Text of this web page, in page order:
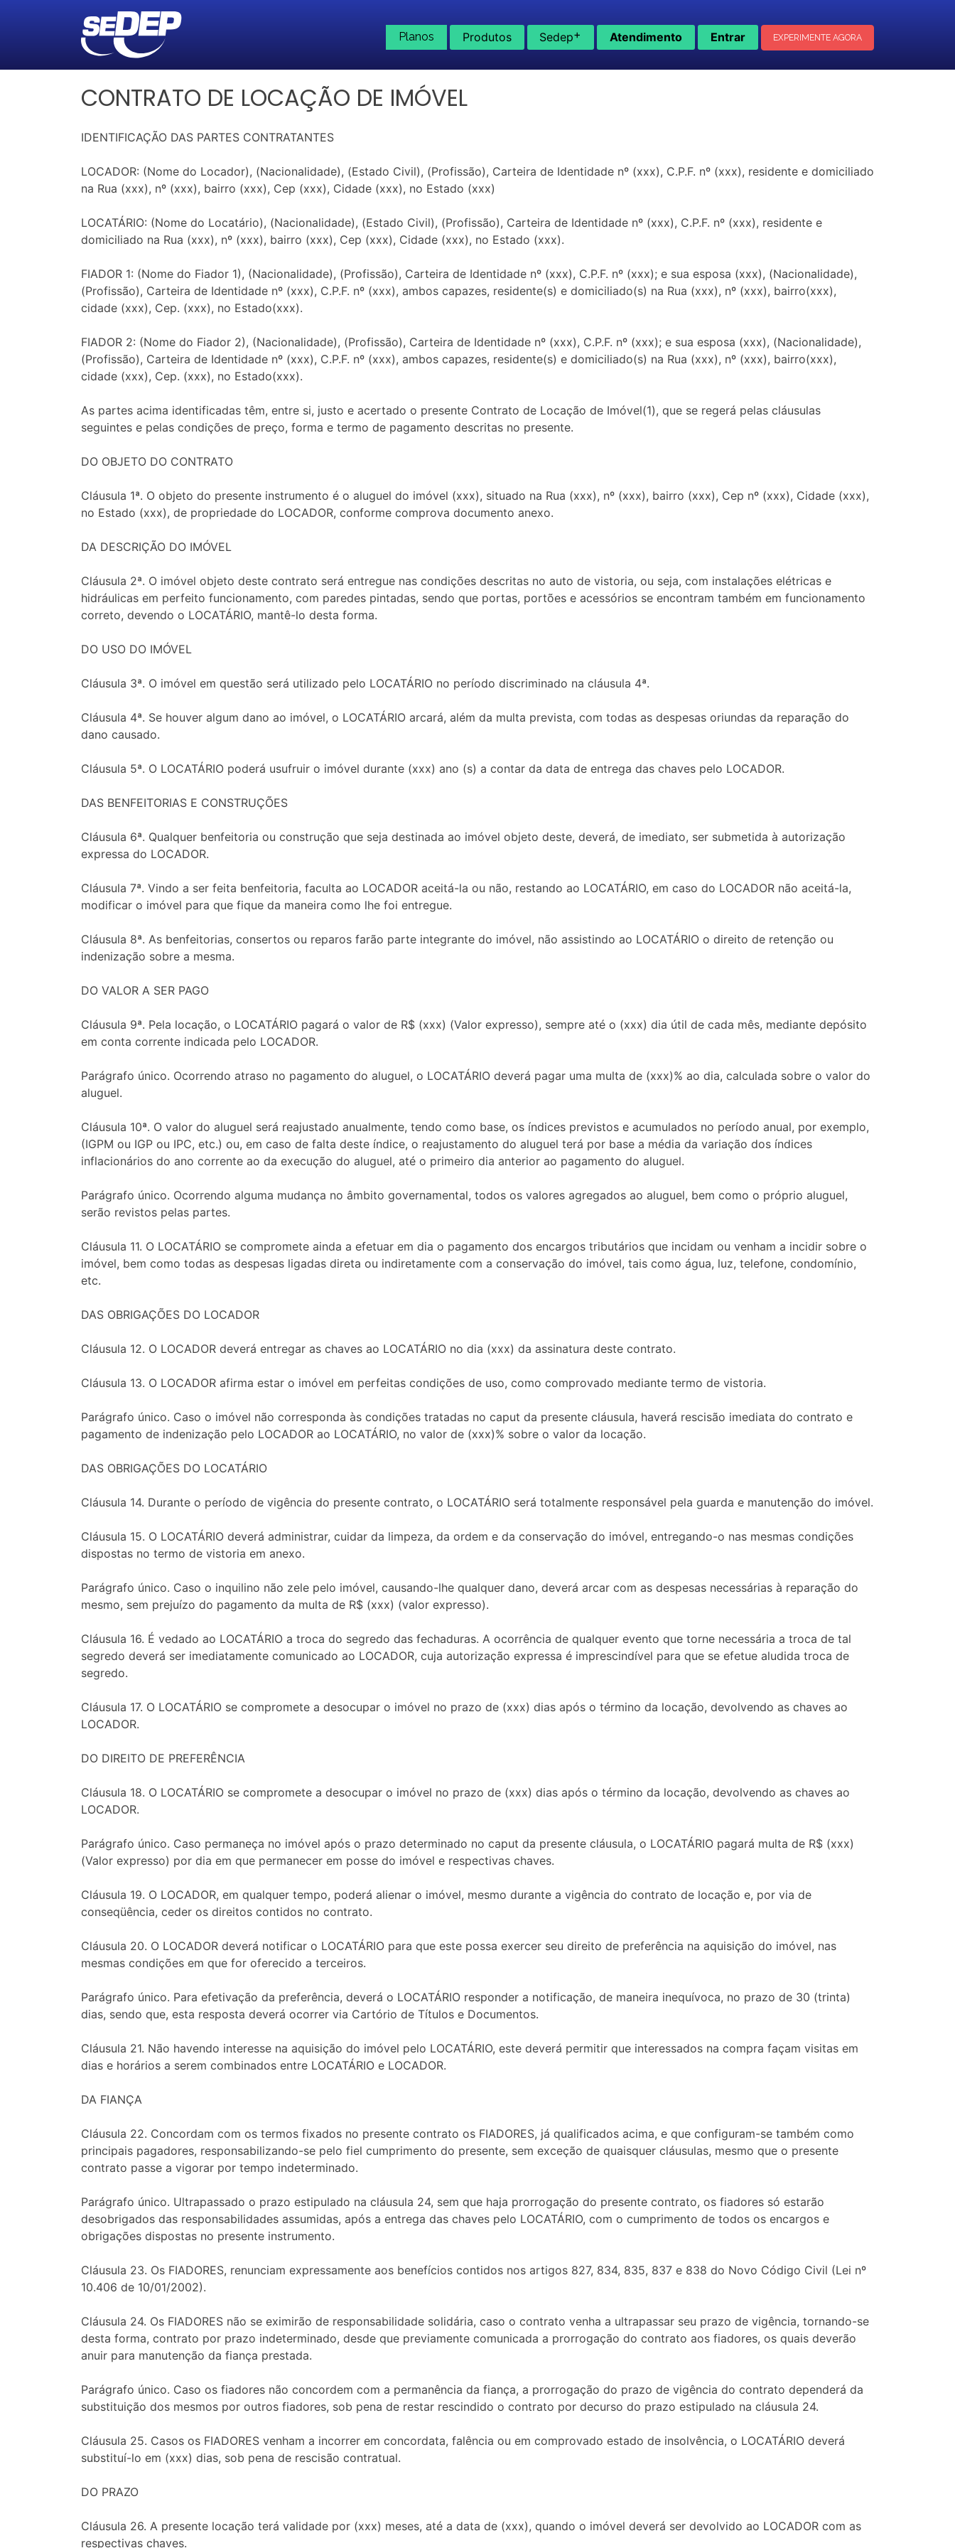
Planos Produtos Sedep+ Atendimento Entrar EXPERIMENTE AGORA
CONTRATO DE LOCAÇÃO DE IMÓVEL
IDENTIFICAÇÃO DAS PARTES CONTRATANTES
LOCADOR: (Nome do Locador), (Nacionalidade), (Estado Civil), (Profissão), Carteira de Identidade nº (xxx), C.P.F. nº (xxx), residente e domiciliado
na Rua (xxx), nº (xxx), bairro (xxx), Cep (xxx), Cidade (xxx), no Estado (xxx)
LOCATÁRIO: (Nome do Locatário), (Nacionalidade), (Estado Civil), (Profissão), Carteira de Identidade nº (xxx), C.P.F. nº (xxx), residente e
domiciliado na Rua (xxx), nº (xxx), bairro (xxx), Cep (xxx), Cidade (xxx), no Estado (xxx).
FIADOR 1: (Nome do Fiador 1), (Nacionalidade), (Profissão), Carteira de Identidade nº (xxx), C.P.F. nº (xxx); e sua esposa (xxx), (Nacionalidade),
(Profissão), Carteira de Identidade nº (xxx), C.P.F. nº (xxx), ambos capazes, residente(s) e domiciliado(s) na Rua (xxx), nº (xxx), bairro(xxx),
cidade (xxx), Cep. (xxx), no Estado(xxx).
FIADOR 2: (Nome do Fiador 2), (Nacionalidade), (Profissão), Carteira de Identidade nº (xxx), C.P.F. nº (xxx); e sua esposa (xxx), (Nacionalidade),
(Profissão), Carteira de Identidade nº (xxx), C.P.F. nº (xxx), ambos capazes, residente(s) e domiciliado(s) na Rua (xxx), nº (xxx), bairro(xxx),
cidade (xxx), Cep. (xxx), no Estado(xxx).
As partes acima identificadas têm, entre si, justo e acertado o presente Contrato de Locação de Imóvel(1), que se regerá pelas cláusulas
seguintes e pelas condições de preço, forma e termo de pagamento descritas no presente.
DO OBJETO DO CONTRATO
Cláusula 1ª. O objeto do presente instrumento é o aluguel do imóvel (xxx), situado na Rua (xxx), nº (xxx), bairro (xxx), Cep nº (xxx), Cidade (xxx),
no Estado (xxx), de propriedade do LOCADOR, conforme comprova documento anexo.
DA DESCRIÇÃO DO IMÓVEL
Cláusula 2ª. O imóvel objeto deste contrato será entregue nas condições descritas no auto de vistoria, ou seja, com instalações elétricas e
hidráulicas em perfeito funcionamento, com paredes pintadas, sendo que portas, portões e acessórios se encontram também em funcionamento
correto, devendo o LOCATÁRIO, mantê-lo desta forma.
DO USO DO IMÓVEL
Cláusula 3ª. O imóvel em questão será utilizado pelo LOCATÁRIO no período discriminado na cláusula 4ª.
Cláusula 4ª. Se houver algum dano ao imóvel, o LOCATÁRIO arcará, além da multa prevista, com todas as despesas oriundas da reparação do
dano causado.
Cláusula 5ª. O LOCATÁRIO poderá usufruir o imóvel durante (xxx) ano (s) a contar da data de entrega das chaves pelo LOCADOR.
DAS BENFEITORIAS E CONSTRUÇÕES
Cláusula 6ª. Qualquer benfeitoria ou construção que seja destinada ao imóvel objeto deste, deverá, de imediato, ser submetida à autorização
expressa do LOCADOR.
Cláusula 7ª. Vindo a ser feita benfeitoria, faculta ao LOCADOR aceitá-la ou não, restando ao LOCATÁRIO, em caso do LOCADOR não aceitá-la,
modificar o imóvel para que fique da maneira como lhe foi entregue.
Cláusula 8ª. As benfeitorias, consertos ou reparos farão parte integrante do imóvel, não assistindo ao LOCATÁRIO o direito de retenção ou
indenização sobre a mesma.
DO VALOR A SER PAGO
Cláusula 9ª. Pela locação, o LOCATÁRIO pagará o valor de R$ (xxx) (Valor expresso), sempre até o (xxx) dia útil de cada mês, mediante depósito
em conta corrente indicada pelo LOCADOR.
Parágrafo único. Ocorrendo atraso no pagamento do aluguel, o LOCATÁRIO deverá pagar uma multa de (xxx)% ao dia, calculada sobre o valor do
aluguel.
Cláusula 10ª. O valor do aluguel será reajustado anualmente, tendo como base, os índices previstos e acumulados no período anual, por exemplo,
(IGPM ou IGP ou IPC, etc.) ou, em caso de falta deste índice, o reajustamento do aluguel terá por base a média da variação dos índices
inflacionários do ano corrente ao da execução do aluguel, até o primeiro dia anterior ao pagamento do aluguel.
Parágrafo único. Ocorrendo alguma mudança no âmbito governamental, todos os valores agregados ao aluguel, bem como o próprio aluguel,
serão revistos pelas partes.
Cláusula 11. O LOCATÁRIO se compromete ainda a efetuar em dia o pagamento dos encargos tributários que incidam ou venham a incidir sobre o
imóvel, bem como todas as despesas ligadas direta ou indiretamente com a conservação do imóvel, tais como água, luz, telefone, condomínio,
etc.
DAS OBRIGAÇÕES DO LOCADOR
Cláusula 12. O LOCADOR deverá entregar as chaves ao LOCATÁRIO no dia (xxx) da assinatura deste contrato.
Cláusula 13. O LOCADOR afirma estar o imóvel em perfeitas condições de uso, como comprovado mediante termo de vistoria.
Parágrafo único. Caso o imóvel não corresponda às condições tratadas no caput da presente cláusula, haverá rescisão imediata do contrato e
pagamento de indenização pelo LOCADOR ao LOCATÁRIO, no valor de (xxx)% sobre o valor da locação.
DAS OBRIGAÇÕES DO LOCATÁRIO
Cláusula 14. Durante o período de vigência do presente contrato, o LOCATÁRIO será totalmente responsável pela guarda e manutenção do imóvel.
Cláusula 15. O LOCATÁRIO deverá administrar, cuidar da limpeza, da ordem e da conservação do imóvel, entregando-o nas mesmas condições
dispostas no termo de vistoria em anexo.
Parágrafo único. Caso o inquilino não zele pelo imóvel, causando-lhe qualquer dano, deverá arcar com as despesas necessárias à reparação do
mesmo, sem prejuízo do pagamento da multa de R$ (xxx) (valor expresso).
Cláusula 16. É vedado ao LOCATÁRIO a troca do segredo das fechaduras. A ocorrência de qualquer evento que torne necessária a troca de tal
segredo deverá ser imediatamente comunicado ao LOCADOR, cuja autorização expressa é imprescindível para que se efetue aludida troca de
segredo.
Cláusula 17. O LOCATÁRIO se compromete a desocupar o imóvel no prazo de (xxx) dias após o término da locação, devolvendo as chaves ao
LOCADOR.
DO DIREITO DE PREFERÊNCIA
Cláusula 18. O LOCATÁRIO se compromete a desocupar o imóvel no prazo de (xxx) dias após o término da locação, devolvendo as chaves ao
LOCADOR.
Parágrafo único. Caso permaneça no imóvel após o prazo determinado no caput da presente cláusula, o LOCATÁRIO pagará multa de R$ (xxx)
(Valor expresso) por dia em que permanecer em posse do imóvel e respectivas chaves.
Cláusula 19. O LOCADOR, em qualquer tempo, poderá alienar o imóvel, mesmo durante a vigência do contrato de locação e, por via de
conseqüência, ceder os direitos contidos no contrato.
Cláusula 20. O LOCADOR deverá notificar o LOCATÁRIO para que este possa exercer seu direito de preferência na aquisição do imóvel, nas
mesmas condições em que for oferecido a terceiros.
Parágrafo único. Para efetivação da preferência, deverá o LOCATÁRIO responder a notificação, de maneira inequívoca, no prazo de 30 (trinta)
dias, sendo que, esta resposta deverá ocorrer via Cartório de Títulos e Documentos.
Cláusula 21. Não havendo interesse na aquisição do imóvel pelo LOCATÁRIO, este deverá permitir que interessados na compra façam visitas em
dias e horários a serem combinados entre LOCATÁRIO e LOCADOR.
DA FIANÇA
Cláusula 22. Concordam com os termos fixados no presente contrato os FIADORES, já qualificados acima, e que configuram-se também como
principais pagadores, responsabilizando-se pelo fiel cumprimento do presente, sem exceção de quaisquer cláusulas, mesmo que o presente
contrato passe a vigorar por tempo indeterminado.
Parágrafo único. Ultrapassado o prazo estipulado na cláusula 24, sem que haja prorrogação do presente contrato, os fiadores só estarão
desobrigados das responsabilidades assumidas, após a entrega das chaves pelo LOCATÁRIO, com o cumprimento de todos os encargos e
obrigações dispostas no presente instrumento.
Cláusula 23. Os FIADORES, renunciam expressamente aos benefícios contidos nos artigos 827, 834, 835, 837 e 838 do Novo Código Civil (Lei nº
10.406 de 10/01/2002).
Cláusula 24. Os FIADORES não se eximirão de responsabilidade solidária, caso o contrato venha a ultrapassar seu prazo de vigência, tornando-se
desta forma, contrato por prazo indeterminado, desde que previamente comunicada a prorrogação do contrato aos fiadores, os quais deverão
anuir para manutenção da fiança prestada.
Parágrafo único. Caso os fiadores não concordem com a permanência da fiança, a prorrogação do prazo de vigência do contrato dependerá da
substituição dos mesmos por outros fiadores, sob pena de restar rescindido o contrato por decurso do prazo estipulado na cláusula 24.
Cláusula 25. Casos os FIADORES venham a incorrer em concordata, falência ou em comprovado estado de insolvência, o LOCATÁRIO deverá
substituí-lo em (xxx) dias, sob pena de rescisão contratual.
DO PRAZO
Cláusula 26. A presente locação terá validade por (xxx) meses, até a data de (xxx), quando o imóvel deverá ser devolvido ao LOCADOR com as
respectivas chaves.